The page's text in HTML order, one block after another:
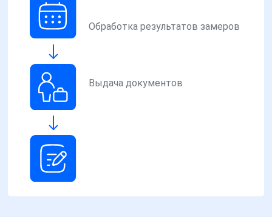
Обработка результатов замеров
Выдача документов